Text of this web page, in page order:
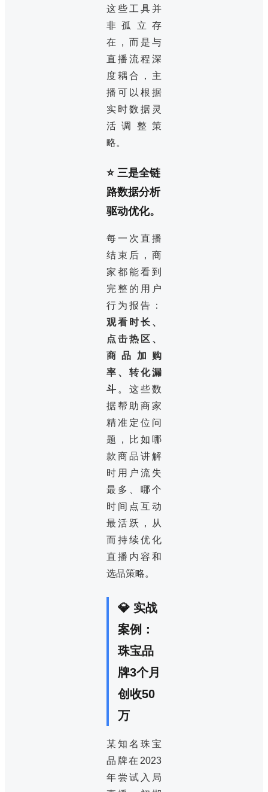
这些工具并
非孤立存
在，而是与
直播流程深
度耦合，主
播可以根据
实时数据灵
活调整策
略。
⭐ 三是全链
路数据分析
驱动优化。
每一次直播
结束后，商
家都能看到
完整的用户
行为报告：
观看时长、
点击热区、
商品加购
率、转化漏
斗 。这些数
据帮助商家
精准定位问
题，比如哪
款商品讲解
时用户流失
最多、哪个
时间点互动
最活跃，从
而持续优化
直播内容和
选品策略。
💎 实战
案例：
珠宝品
牌3个月
创收50
万
某知名珠宝
品牌在2023
年尝试入局